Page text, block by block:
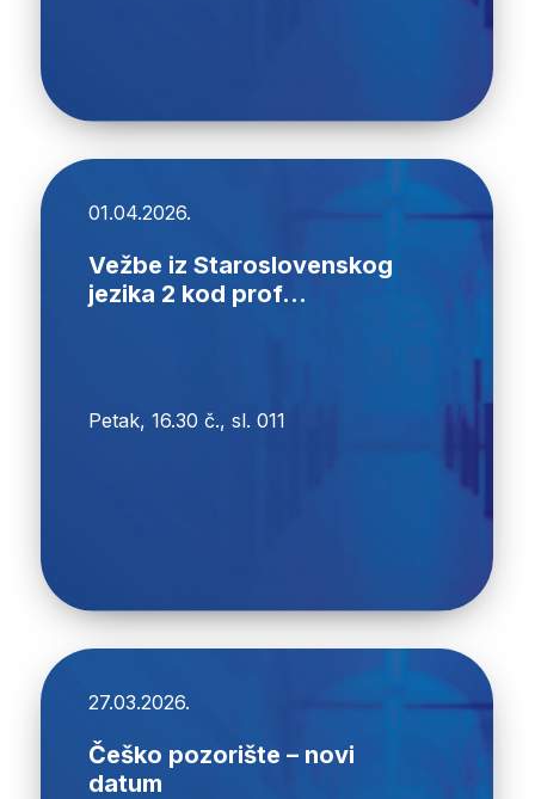
01.04.2026.
Vežbe iz Staroslovenskog
jezika 2 kod prof...
Petak, 16.30 č., sl. 011
27.03.2026.
Češko pozorište – novi
datum